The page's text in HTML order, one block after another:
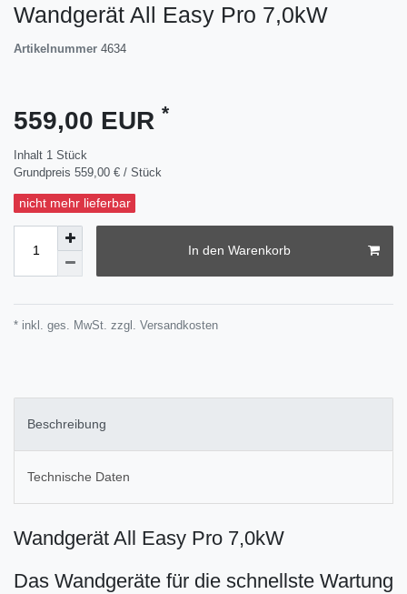
Wandgerät All Easy Pro 7,0kW
Artikelnummer 4634
559,00 EUR *
Inhalt 1 Stück
Grundpreis 559,00 € / Stück
nicht mehr lieferbar
In den Warenkorb
* inkl. ges. MwSt. zzgl. Versandkosten
Beschreibung
Technische Daten
Wandgerät All Easy Pro 7,0kW
Das Wandgeräte für die schnellste Wartung